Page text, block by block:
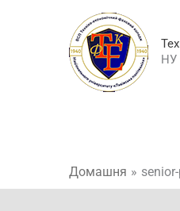
НУ
Домашня